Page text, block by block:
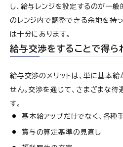
し、給与レンジを設定するのが一般
のレンジ内で調整できる余地を持
は十分にあります。
給与交渉をすることで得ら
給与交渉のメリットは、単に基本給
せん。交渉を通じて、さまざまな
す。
基本給アップだけでなく、各種
賞与の算定基準の見直し